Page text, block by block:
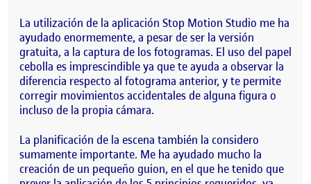
La utilización de la aplicación Stop Motion Studio me ha
ayudado enormemente, a pesar de ser la versión
gratuita, a la captura de los fotogramas. El uso del papel
cebolla es imprescindible ya que te ayuda a observar la
diferencia respecto al fotograma anterior, y te permite
corregir movimientos accidentales de alguna figura o
incluso de la propia cámara.
La planificación de la escena también la considero
sumamente importante. Me ha ayudado mucho la
creación de un pequeño guion, en el que he tenido que